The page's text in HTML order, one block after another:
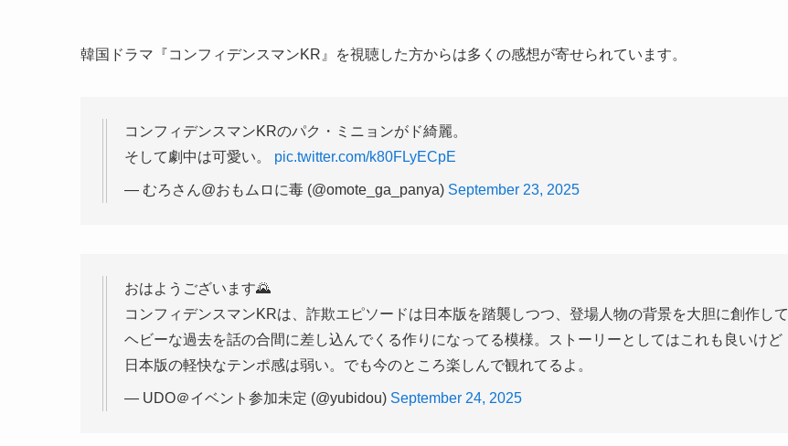
韓国ドラマ『コンフィデンスマンKR』を視聴した方からは多くの感想が寄せられています。
コンフィデンスマンKRのパク・ミニョンがド綺麗。
そして劇中は可愛い。 pic.twitter.com/k80FLyECpE
— むろさん@おもムロに毒 (@omote_ga_panya) September 23, 2025
おはようございます🌄
コンフィデンスマンKRは、詐欺エピソードは日本版を踏襲しつつ、登場人物の背景を大胆に創作して
ヘビーな過去を話の合間に差し込んでくる作りになってる模様。ストーリーとしてはこれも良いけど
日本版の軽快なテンポ感は弱い。でも今のところ楽しんで観れてるよ。
— UDO＠イベント参加未定 (@yubidou) September 24, 2025